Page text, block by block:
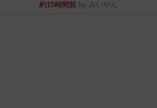
約15時間前 by みいやん